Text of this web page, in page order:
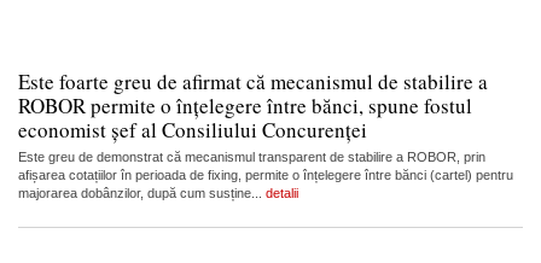
Este foarte greu de afirmat că mecanismul de stabilire a
ROBOR permite o înțelegere între bănci, spune fostul
economist șef al Consiliului Concurenței
Este greu de demonstrat că mecanismul transparent de stabilire a ROBOR, prin
afișarea cotațiilor în perioada de fixing, permite o înțelegere între bănci (cartel) pentru
majorarea dobânzilor, după cum susține... detalii